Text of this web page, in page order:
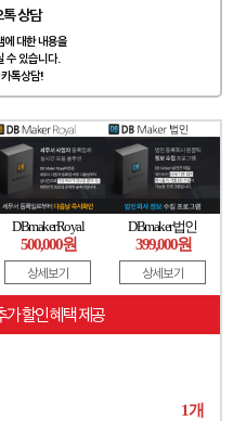
에 대한 내용을
수 있습니다.
톡상담!
DBmakerRoyal
500,000원
상세보기
DBmaker법인
399,000원
상세보기
가 할인 혜택 제공
1개